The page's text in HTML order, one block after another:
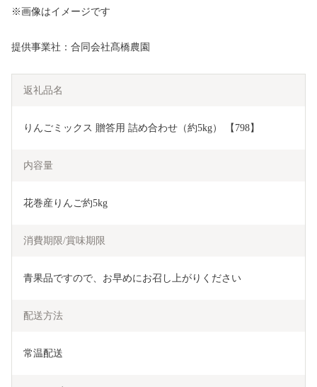
※画像はイメージです
提供事業社：合同会社髙橋農園
返礼品名
りんごミックス 贈答用 詰め合わせ（約5kg） 【798】
内容量
花巻産りんご約5kg
消費期限/賞味期限
青果品ですので、お早めにお召し上がりください
配送方法
常温配送